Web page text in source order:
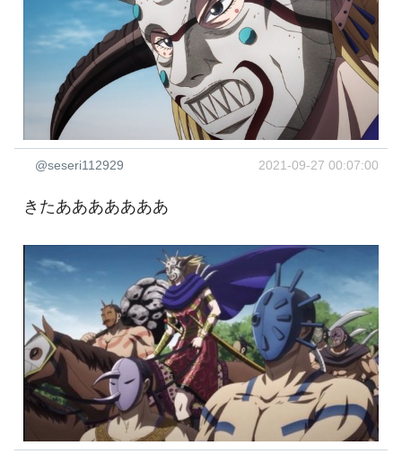
@seseri112929 2021-09-27 00:07:00
きたあああああああ